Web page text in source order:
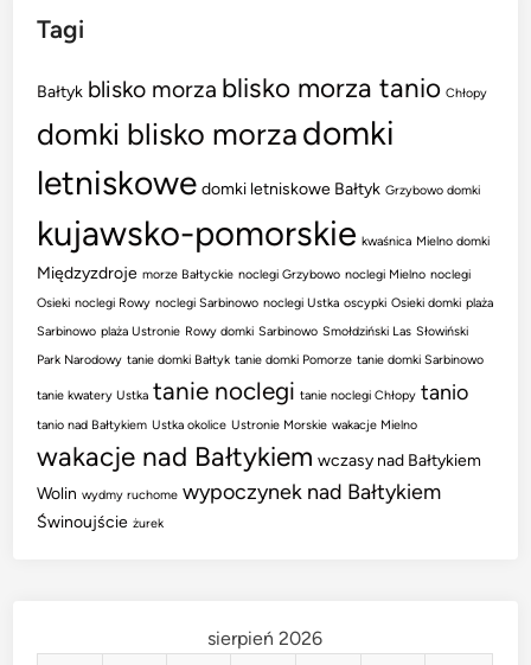
Tagi
Bałtyk blisko morza blisko morza tanio Chłopy
domki blisko morza domki
letniskowe domki letniskowe Bałtyk Grzybowo domki
kujawsko-pomorskie kwaśnica Mielno domki
Międzyzdroje morze Bałtyckie noclegi Grzybowo noclegi Mielno noclegi
Osieki noclegi Rowy noclegi Sarbinowo noclegi Ustka oscypki Osieki domki plaża
Sarbinowo plaża Ustronie Rowy domki Sarbinowo Smołdziński Las Słowiński
Park Narodowy tanie domki Bałtyk tanie domki Pomorze tanie domki Sarbinowo
tanie kwatery Ustka tanie noclegi tanie noclegi Chłopy tanio
tanio nad Bałtykiem Ustka okolice Ustronie Morskie wakacje Mielno
wakacje nad Bałtykiem wczasy nad Bałtykiem
Wolin wydmy ruchome wypoczynek nad Bałtykiem
Świnoujście żurek
sierpień 2026